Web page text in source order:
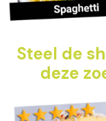
Steel de
deze